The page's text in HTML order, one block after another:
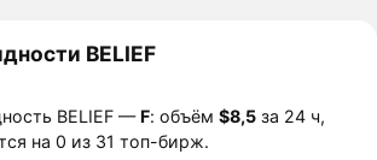
BELIEF
BELIEF —F: объём$8,5 за 24 ч,
на 0 из 31 топ-бирж.